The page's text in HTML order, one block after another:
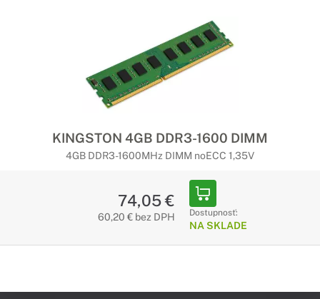
KINGSTON 4GB DDR3-1600 DIMM
4GB DDR3-1600MHz DIMM noECC 1,35V
74,05 €
60,20 € bez DPH Dostupnosť:
NA SKLADE